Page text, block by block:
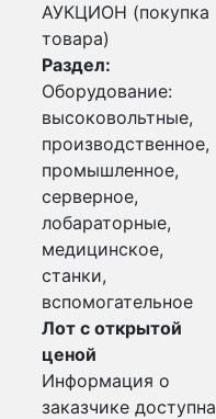
АУКЦИОН (покупка
товара)
Раздел:
Оборудование:
высоковольтные,
производственное,
промышленное,
серверное,
лобараторные,
медицинское,
станки,
вспомогательное
Лот с открытой
ценой
Информация о
заказчике доступна